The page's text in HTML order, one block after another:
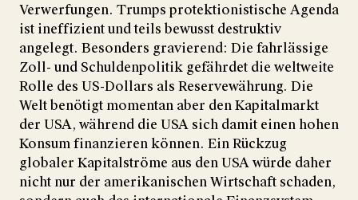
Verwerfungen. Trumps protektionistische Agenda
ist ineffizient und teils bewusst destruktiv
angelegt. Besonders gravierend: Die fahrlässige
Zoll- und Schuldenpolitik gefährdet die weltweite
Rolle des US-Dollars als Reservewährung. Die
Welt benötigt momentan aber den Kapitalmarkt
der USA, während die USA sich damit einen hohen
Konsum finanzieren können. Ein Rückzug
globaler Kapitalströme aus den USA würde daher
nicht nur der amerikanischen Wirtschaft schaden,